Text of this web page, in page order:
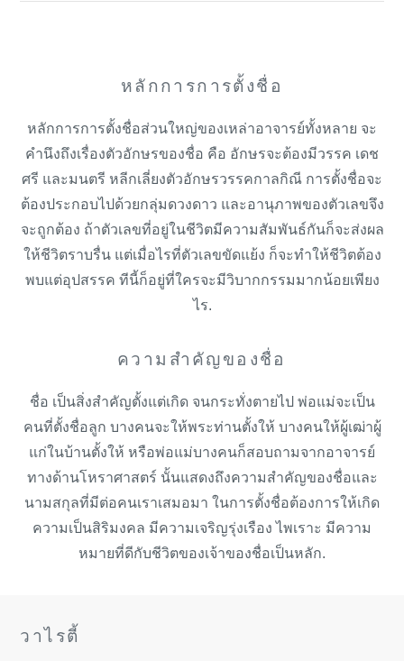
หลักการการตั้งชื่อ
หลักการการตั้งชื่อส่วนใหญ่ของเหล่าอาจารย์ทั้งหลาย จะ
คำนึงถึงเรื่องตัวอักษรของชื่อ คือ อักษรจะต้องมีวรรค เดช
ศรี และมนตรี หลีกเลี่ยงตัวอักษรวรรคกาลกิณี การตั้งชื่อจะ
ต้องประกอบไปด้วยกลุ่มดวงดาว และอานุภาพของตัวเลขจึง
จะถูกต้อง ถ้าตัวเลขที่อยู่ในชีวิตมีความสัมพันธ์กันก็จะส่งผล
ให้ชีวิตราบรื่น แต่เมื่อไรที่ตัวเลขขัดแย้ง ก็จะทำให้ชีวิตต้อง
พบแต่อุปสรรค ทีนี้ก็อยู่ที่ใครจะมีวิบากกรรมมากน้อยเพียง
ไร.
ความสำคัญของชื่อ
ชื่อ เป็นสิ่งสำคัญตั้งแต่เกิด จนกระทั่งตายไป พ่อแม่จะเป็น
คนที่ตั้งชื่อลูก บางคนจะให้พระท่านตั้งให้ บางคนให้ผู้เฒ่าผู้
แก่ในบ้านตั้งให้ หรือพ่อแม่บางคนก็สอบถามจากอาจารย์
ทางด้านโหราศาสตร์ นั้นแสดงถึงความสำคัญของชื่อและ
นามสกุลที่มีต่อคนเราเสมอมา ในการตั้งชื่อต้องการให้เกิด
ความเป็นสิริมงคล มีความเจริญรุ่งเรือง ไพเราะ มีความ
หมายที่ดีกับชีวิตของเจ้าของชื่อเป็นหลัก.
วาไรตี้